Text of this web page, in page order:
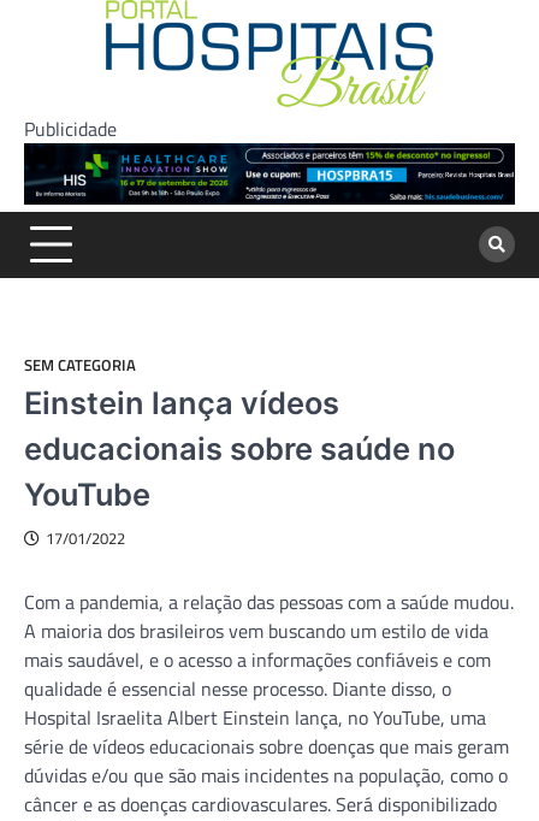
Publicidade
SEM CATEGORIA
Einstein lança vídeos
educacionais sobre saúde no
YouTube
17/01/2022
Com a pandemia, a relação das pessoas com a saúde mudou.
A maioria dos brasileiros vem buscando um estilo de vida
mais saudável, e o acesso a informações confiáveis e com
qualidade é essencial nesse processo. Diante disso, o
Hospital Israelita Albert Einstein lança, no YouTube, uma
série de vídeos educacionais sobre doenças que mais geram
dúvidas e/ou que são mais incidentes na população, como o
câncer e as doenças cardiovasculares. Será disponibilizado